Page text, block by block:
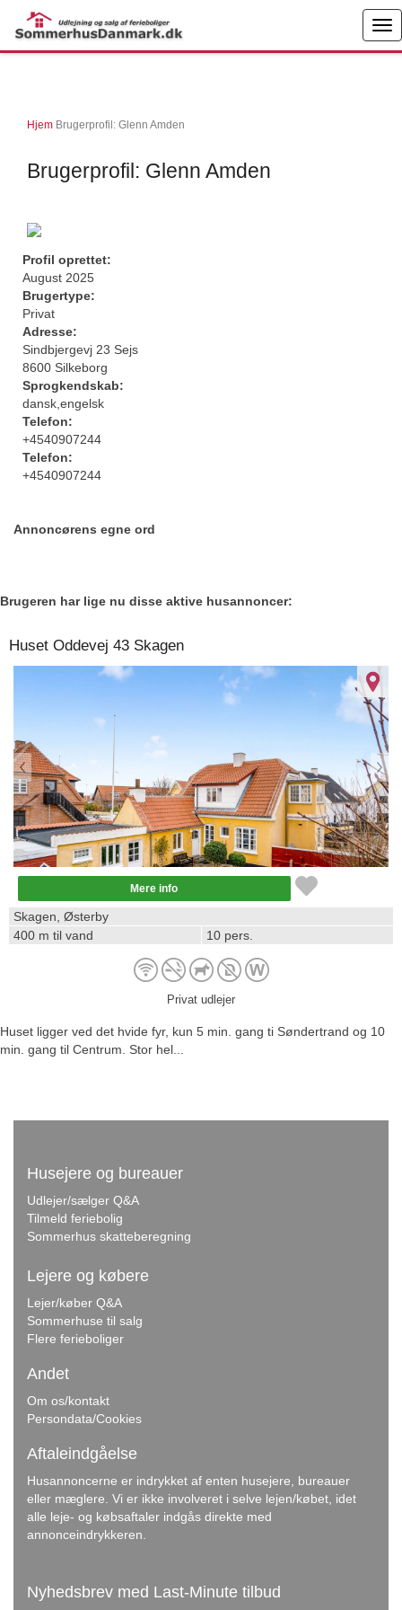
Hjem Brugerprofil: Glenn Amden
Brugerprofil: Glenn Amden
Profil oprettet:
August 2025
Brugertype:
Privat
Adresse:
Sindbjergevj 23 Sejs
8600 Silkeborg
Sprogkendskab:
dansk,engelsk
Telefon:
+4540907244
Telefon:
+4540907244
Annoncørens egne ord
Brugeren har lige nu disse aktive husannoncer:
Huset Oddevej 43 Skagen
Mere info
Skagen, Østerby
400 m til vand
10 pers.
Privat udlejer
Huset ligger ved det hvide fyr, kun 5 min. gang ti Søndertrand og 10
min. gang til Centrum. Stor hel...
Husejere og bureauer
Udlejer/sælger Q&A
Tilmeld feriebolig
Sommerhus skatteberegning
Lejere og købere
Lejer/køber Q&A
Sommerhuse til salg
Flere ferieboliger
Andet
Om os/kontakt
Persondata/Cookies
Aftaleindgåelse
Husannoncerne er indrykket af enten husejere, bureauer
eller mæglere. Vi er ikke involveret i selve lejen/købet, idet
alle leje- og købsaftaler indgås direkte med
annonceindrykkeren.
Nyhedsbrev med Last-Minute tilbud